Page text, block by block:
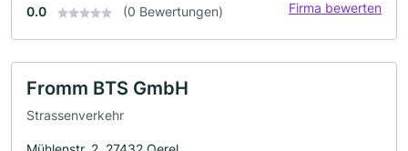
0.0 (0 Bewertungen) Firma bewerten
Fromm BTS GmbH
Strassenverkehr